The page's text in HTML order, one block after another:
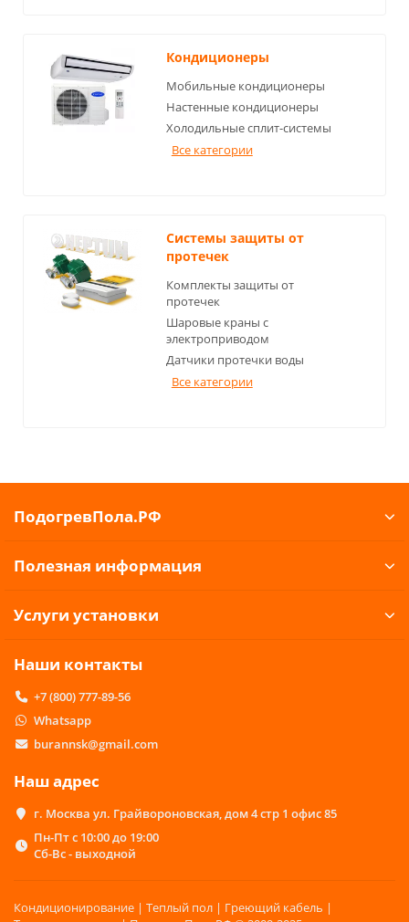
Кондиционеры
Мобильные кондиционеры
Настенные кондиционеры
Холодильные сплит-системы
Все категории
Системы защиты от
протечек
Комплекты защиты от
протечек
Шаровые краны с
электроприводом
Датчики протечки воды
Все категории
ПодогревПола.РФ
Полезная информация
Услуги установки
Наши контакты
+7 (800) 777-89-56
Whatsapp
burannsk@gmail.com
Наш адрес
г. Москва ул. Грайвороновская, дом 4 стр 1 офис 85
Пн-Пт с 10:00 до 19:00
Сб-Вс - выходной
Кондиционирование | Теплый пол | Греющий кабель |